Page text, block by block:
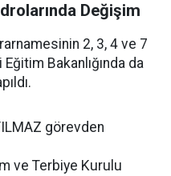
Değişim
2, 3, 4 ve 7
Bakanlığında da
görevden
ve Terbiye Kurulu